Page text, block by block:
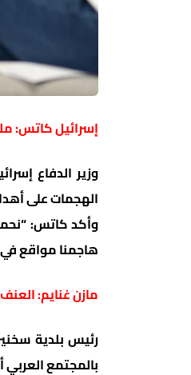
إسرائيل كاتس:
وزير الدفاع
الهجمات على
وأكد كاتس:
هاجمنا مواقع في
مازن غنايم:
رئيس بلدية
بالمجتمع